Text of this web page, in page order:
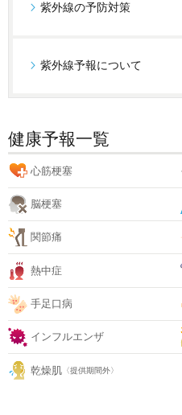
紫外線の予防対策
紫外線予報について
健康予報一覧
心筋梗塞
脳梗塞
関節痛
熱中症
手足口病
インフルエンザ
乾燥肌 〈提供期間外〉